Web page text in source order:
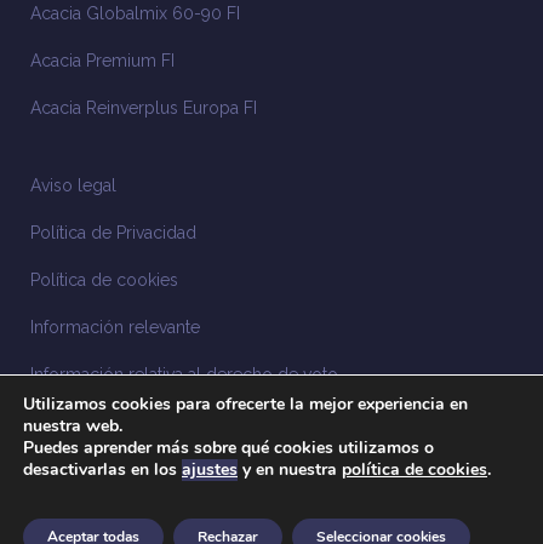
Acacia Globalmix 60-90 FI
Acacia Premium FI
Acacia Reinverplus Europa FI
Aviso legal
Política de Privacidad
Política de cookies
Información relevante
Información relativa al derecho de voto
Información relacionada con la sostenibilidad
Sistema Interno de Información
Anuncios legales
Utilizamos cookies para ofrecerte la mejor experiencia en
nuestra web.
Puedes aprender más sobre qué cookies utilizamos o
desactivarlas en los ajustes y en nuestra política de cookies.
Aceptar todas Rechazar Seleccionar cookies